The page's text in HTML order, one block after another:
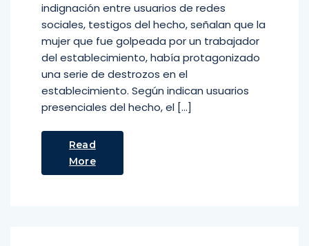
indignación entre usuarios de redes
sociales, testigos del hecho, señalan que la
mujer que fue golpeada por un trabajador
del establecimiento, había protagonizado
una serie de destrozos en el
establecimiento. Según indican usuarios
presenciales del hecho, el […]
Read
More